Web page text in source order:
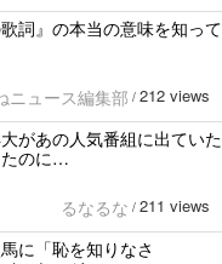
詞』の本当の意味を知って
ニュース編集部 / 212 views
があの人気番組に出ていた
のに…
るなるな / 211 views
に「恥を知りなさ